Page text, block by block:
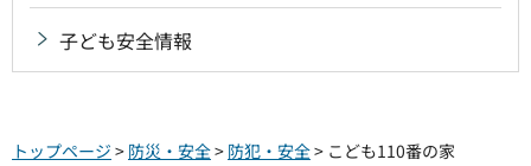
子ども安全情報
トップページ > 防災・安全> 防犯・安全> こども110番の家